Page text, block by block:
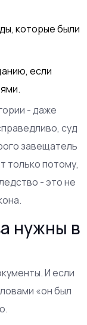
которые были
если
- даже
суд
завещатель
только потому,
- это не
нужны в
И если
«он был